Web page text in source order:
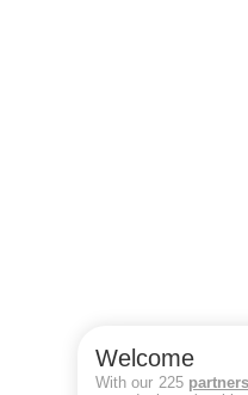
Welcome
With our 225 partners